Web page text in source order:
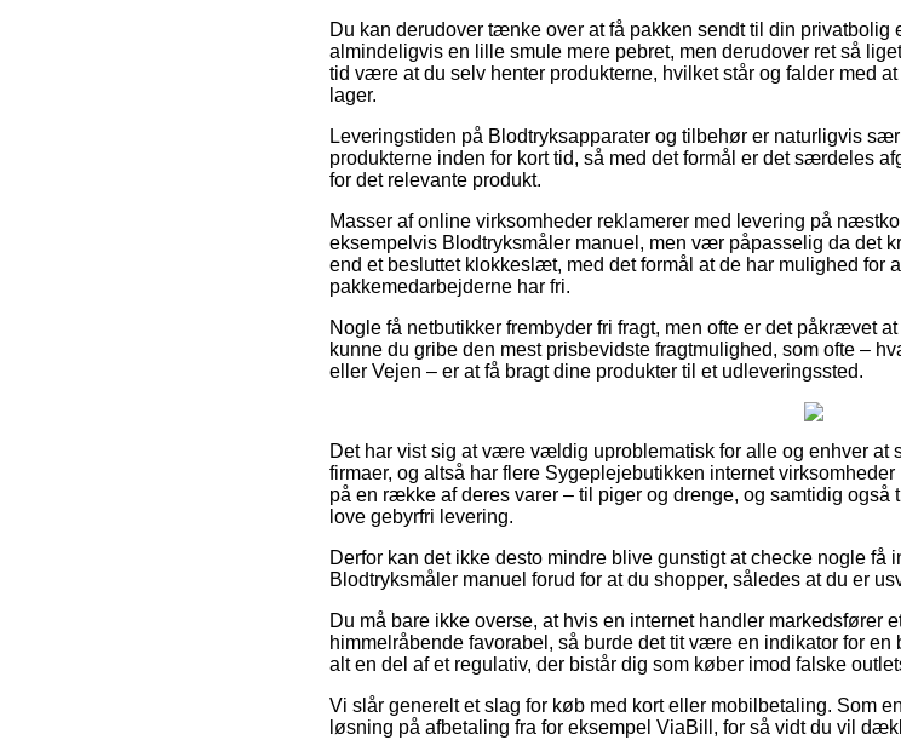
Du kan derudover tænke over at få pakken sendt til din
almindeligvis en lille smule mere pebret, men derudover ret så
tid være at du selv henter produkterne, hvilket står og falder med
lager.
Leveringstiden på Blodtryksapparater og tilbehør er naturligvis
produkterne inden for kort tid, så med det formål er det særdeles
for det relevante produkt.
Masser af online virksomheder reklamerer med levering på
eksempelvis Blodtryksmåler manuel, men vær påpasselig da det
end et besluttet klokkeslæt, med det formål at de har mulighed for
pakkemedarbejderne har fri.
Nogle få netbutikker frembyder fri fragt, men ofte er det påkrævet
kunne du gribe den mest prisbevidste fragtmulighed, som ofte –
eller Vejen – er at få bragt dine produkter til et udleveringssted.
Det har vist sig at være vældig uproblematisk for alle og enhver at
firmaer, og altså har flere Sygeplejebutikken internet
på en række af deres varer – til piger og drenge, og samtidig
love gebyrfri levering.
Derfor kan det ikke desto mindre blive gunstigt at checke nogle få
Blodtryksmåler manuel forud for at du shopper, således at du er
Du må bare ikke overse, at hvis en internet handler markedsfører
himmelråbende favorabel, så burde det tit være en indikator for
alt en del af et regulativ, der bistår dig som køber imod falske
Vi slår generelt et slag for køb med kort eller mobilbetaling. Som
løsning på afbetaling fra for eksempel ViaBill, for så vidt du vil